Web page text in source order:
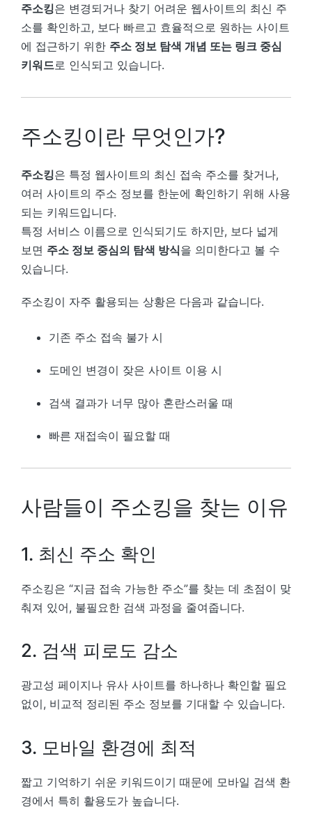
주소킹은 변경되거나 찾기 어려운 웹사이트의 최신 주
소를 확인하고, 보다 빠르고 효율적으로 원하는 사이트
에 접근하기 위한 주소 정보 탐색 개념 또는 링크 중심
키워드로 인식되고 있습니다.
주소킹이란 무엇인가?
주소킹은 특정 웹사이트의 최신 접속 주소를 찾거나,
여러 사이트의 주소 정보를 한눈에 확인하기 위해 사용
되는 키워드입니다.
특정 서비스 이름으로 인식되기도 하지만, 보다 넓게
보면 주소 정보 중심의 탐색 방식을 의미한다고 볼 수
있습니다.
주소킹이 자주 활용되는 상황은 다음과 같습니다.
기존 주소 접속 불가 시
도메인 변경이 잦은 사이트 이용 시
검색 결과가 너무 많아 혼란스러울 때
빠른 재접속이 필요할 때
사람들이 주소킹을 찾는 이유
1. 최신 주소 확인
주소킹은 “지금 접속 가능한 주소”를 찾는 데 초점이 맞
춰져 있어, 불필요한 검색 과정을 줄여줍니다.
2. 검색 피로도 감소
광고성 페이지나 유사 사이트를 하나하나 확인할 필요
없이, 비교적 정리된 주소 정보를 기대할 수 있습니다.
3. 모바일 환경에 최적
짧고 기억하기 쉬운 키워드이기 때문에 모바일 검색 환
경에서 특히 활용도가 높습니다.